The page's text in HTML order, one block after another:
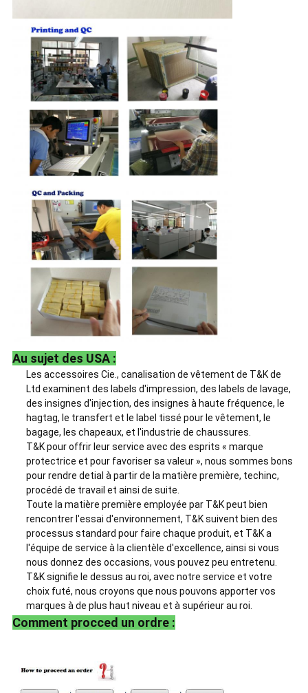
Au sujet des USA :
Les accessoires Cie., canalisation de vêtement de T&K de
Ltd examinent des labels d'impression, des labels de lavage,
des insignes d'injection, des insignes à haute fréquence, le
hagtag, le transfert et le label tissé pour le vêtement, le
bagage, les chapeaux, et l'industrie de chaussures.
T&K pour offrir leur service avec des esprits « marque
protectrice et pour favoriser sa valeur », nous sommes bons
pour rendre detial à partir de la matière première, techinc,
procédé de travail et ainsi de suite.
Toute la matière première employée par T&K peut bien
rencontrer l'essai d'environnement, T&K suivent bien des
processus standard pour faire chaque produit, et T&K a
l'équipe de service à la clientèle d'excellence, ainsi si vous
nous donnez des occasions, vous pouvez peu entretenu.
T&K signifie le dessus au roi, avec notre service et votre
choix futé, nous croyons que nous pouvons apporter vos
marques à de plus haut niveau et à supérieur au roi.
Comment procced un ordre :